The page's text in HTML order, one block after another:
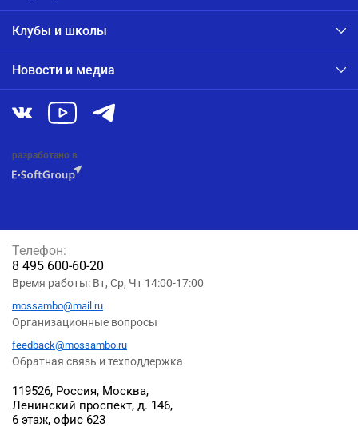
Клубы и школы
Новости и медиа
разработано в
119526, Россия, Москва,
Ленинский проспект, д. 146,
6 этаж, офис 623
Телефон:
8 495 600-60-20
Время работы: Вт, Ср, Чт 14:00-17:00
mossambo@mail.ru
Организационные вопросы
feedback@mossambo.ru
Обратная связь и техподдержка